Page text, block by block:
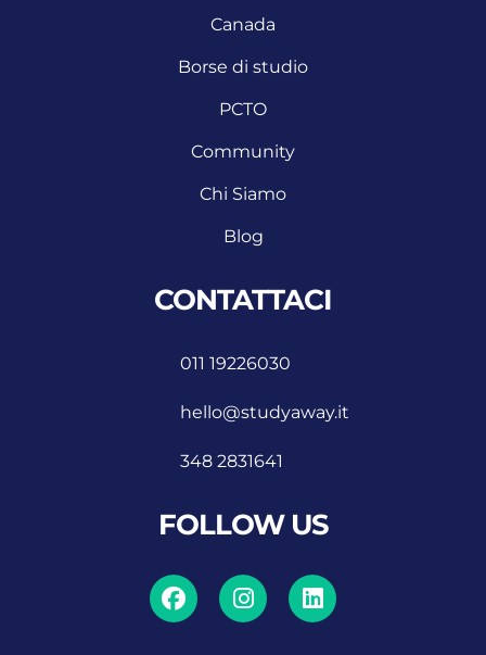
Canada
Borse di studio
PCTO
Community
Chi Siamo
Blog
CONTATTACI
011 19226030
hello@studyaway.it
348 2831641
FOLLOW US